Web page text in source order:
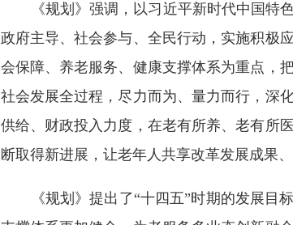
《规划》强调，以习近平新时代中国特
政府主导、社会参与、全民行动，实施积极
会保障、养老服务、健康支撑体系为重点，
社会发展全过程，尽力而为、量力而行，深
供给、财政投入力度，在老有所养、老有所
断取得新进展，让老年人共享改革发展成果、
《规划》提出了“十四五”时期的发展